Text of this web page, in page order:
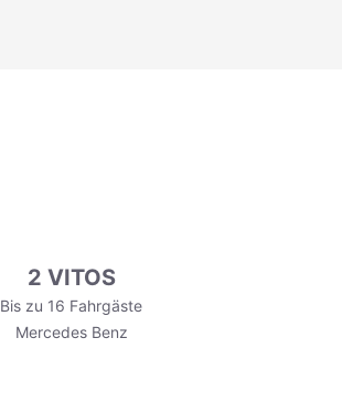
2 VITOS
Bis zu 16 Fahrgäste
Mercedes Benz